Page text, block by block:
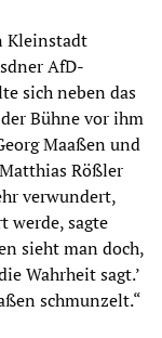
Kleinstadt
AfD-
sich neben das
Bühne vor ihm
Maaßen und
Rößler
verwundert,
werde, sagte
sieht man doch,
Wahrheit sagt.’
schmunzelt.“